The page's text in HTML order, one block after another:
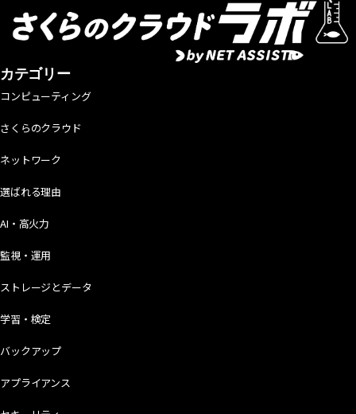
カテゴリー
コンピューティング
さくらのクラウド
ネットワーク
選ばれる理由
AI・高火力
監視・運用
ストレージとデータ
学習・検定
バックアップ
アプライアンス